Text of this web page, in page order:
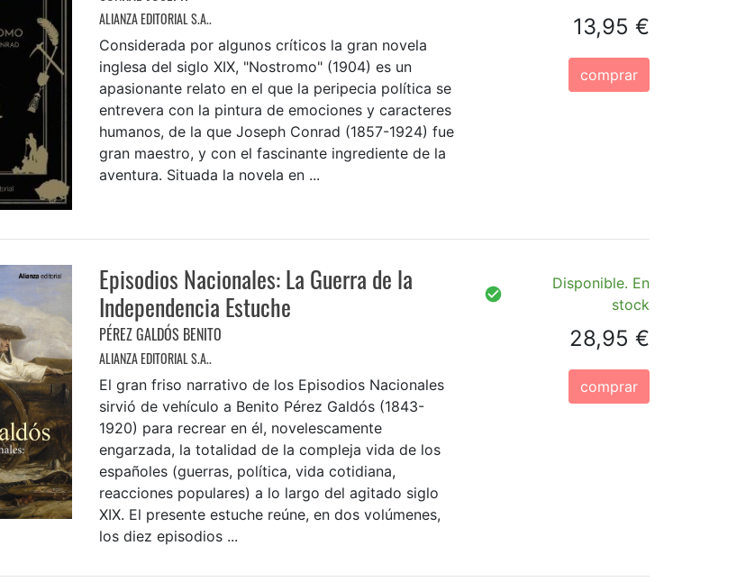
ALIANZA EDITORIAL S.A..
Considerada por algunos críticos la gran novela
inglesa del siglo XIX, "Nostromo" (1904) es un
apasionante relato en el que la peripecia política se
entrevera con la pintura de emociones y caracteres
humanos, de la que Joseph Conrad (1857-1924) fue
gran maestro, y con el fascinante ingrediente de la
aventura. Situada la novela en ...
13,95 €
comprar
Episodios Nacionales: La Guerra de la
Independencia Estuche
PÉREZ GALDÓS BENITO
ALIANZA EDITORIAL S.A..
El gran friso narrativo de los Episodios Nacionales
sirvió de vehículo a Benito Pérez Galdós (1843-
1920) para recrear en él, novelescamente
engarzada, la totalidad de la compleja vida de los
españoles (guerras, política, vida cotidiana,
reacciones populares) a lo largo del agitado siglo
XIX. El presente estuche reúne, en dos volúmenes,
los diez episodios ...
Disponible. En
stock
28,95 €
comprar